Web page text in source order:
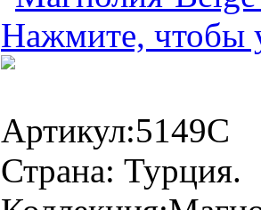
Нажмите, чтобы
Артикул:5149C
Страна: Турция.